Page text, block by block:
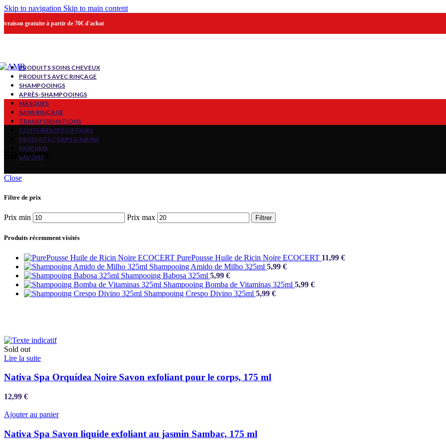
Skip to navigation Skip to main content
gratuite à partir de 70€ d'achat
PRODUITS SOINS CHEVEUX
PRODUITS AVEC RINÇAGE
SHAMPOOINGS
APRÈS-SHAMPOOINGS
MASQUES
SANS RINÇAGE
TRANSFORMATIONS
COIFFURES SPÉCIFIQUES
PRODUITS CORPS & MAINS
PARFUMS
SAVONS
savons
Close
Filtre de prix
Prix min Prix max Filtrer
Produits récemment visités
PurePousse Huile de Ricin Noire ECOCERT 11,99 €
Shampooing Amido de Milho 325ml 5,99 €
Shampooing Babosa 325ml 5,99 €
Shampooing Bomba de Vitaminas 325ml 5,99 €
Shampooing Crespo Divino 325ml 5,99 €
Sold out
Lire la suite
Nativa Spa Orquídea Noire Savon exfoliant pour le corps, 175 ml
12,99 €
Ajouter au panier
Nativa Spa Savon liquide exfoliant au jasmin Sambac, 175 ml